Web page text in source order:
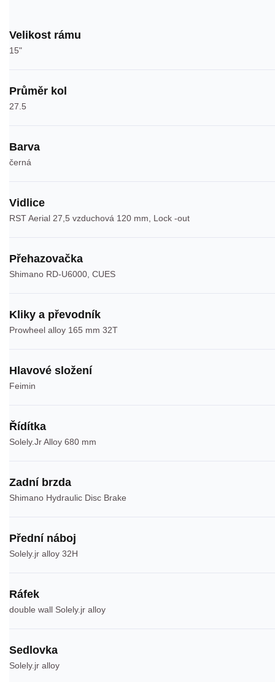
Velikost rámu
15"
Průměr kol
27.5
Barva
černá
Vidlice
RST Aerial 27,5 vzduchová 120 mm, Lock -out
Přehazovačka
Shimano RD-U6000, CUES
Kliky a převodník
Prowheel alloy 165 mm 32T
Hlavové složení
Feimin
Řídítka
Solely.Jr Alloy 680 mm
Zadní brzda
Shimano Hydraulic Disc Brake
Přední náboj
Solely.jr alloy 32H
Ráfek
double wall Solely.jr alloy
Sedlovka
Solely.jr alloy